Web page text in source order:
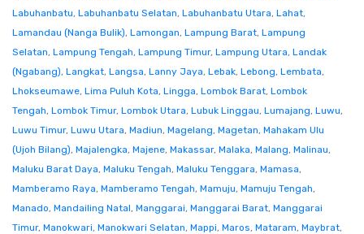
Labuhanbatu, Labuhanbatu Selatan, Labuhanbatu Utara, Lahat,
Lamandau (Nanga Bulik), Lamongan, Lampung Barat, Lampung
Selatan, Lampung Tengah, Lampung Timur, Lampung Utara, Landak
(Ngabang), Langkat, Langsa, Lanny Jaya, Lebak, Lebong, Lembata,
Lhokseumawe, Lima Puluh Kota, Lingga, Lombok Barat, Lombok
Tengah, Lombok Timur, Lombok Utara, Lubuk Linggau, Lumajang, Luwu,
Luwu Timur, Luwu Utara, Madiun, Magelang, Magetan, Mahakam Ulu
(Ujoh Bilang), Majalengka, Majene, Makassar, Malaka, Malang, Malinau,
Maluku Barat Daya, Maluku Tengah, Maluku Tenggara, Mamasa,
Mamberamo Raya, Mamberamo Tengah, Mamuju, Mamuju Tengah,
Manado, Mandailing Natal, Manggarai, Manggarai Barat, Manggarai
Timur, Manokwari, Manokwari Selatan, Mappi, Maros, Mataram, Maybrat,